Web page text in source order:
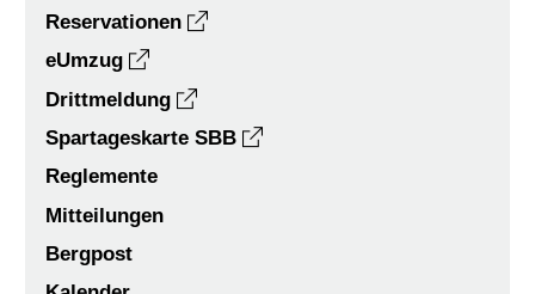
Reservationen
eUmzug
Drittmeldung
Spartageskarte SBB
Reglemente
Mitteilungen
Bergpost